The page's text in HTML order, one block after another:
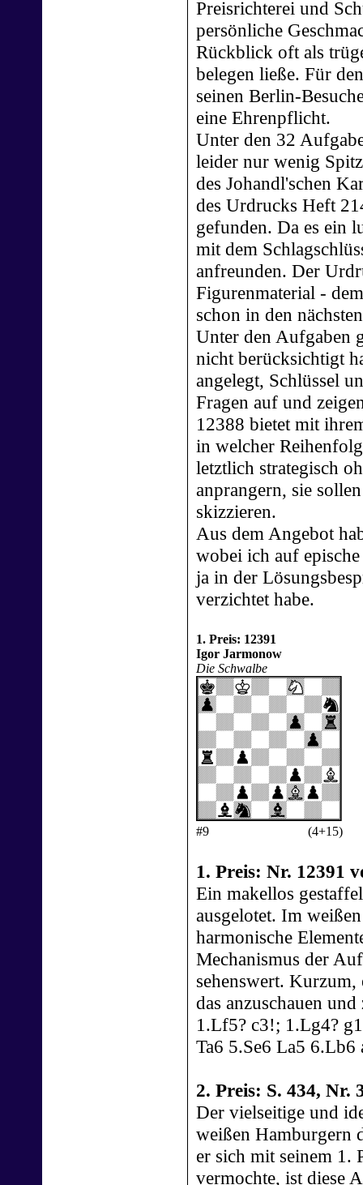
Preisrichterei und
persönliche
Rückblick oft als
belegen ließe. Für
seinen Berlin-
eine Ehrenpflicht.
Unter den 32
leider nur wenig
des Johandl'schen
des Urdrucks Heft
gefunden. Da es ein
mit dem
anfreunden. Der
Figurenmaterial -
schon in den
Unter den Aufgaben
nicht berücksichtigt
angelegt, Schlüssel
Fragen auf und
12388 bietet mit
in welcher
letztlich strategisch
anprangern, sie
skizzieren.
Aus dem Angebot
wobei ich auf
ja in der
verzichtet habe.
1. Preis: 12391
Igor Jarmonow
Die Schwalbe
#9 (4+15)
1. Preis: Nr. 12391
Ein makellos
ausgelotet. Im
harmonische
Mechanismus der
sehenswert. Kurzum,
das anzuschauen
1.Lf5? c3!; 1.Lg4?
Ta6 5.Se6 La5
2. Preis: S. 434,
Der vielseitige und
weißen Hamburgern
er sich mit seinem 1.
vermochte, ist diese